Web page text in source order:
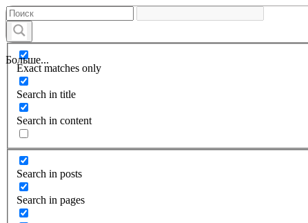
Больше...
Exact matches only
Search in title
Search in content
Search in posts
Search in pages